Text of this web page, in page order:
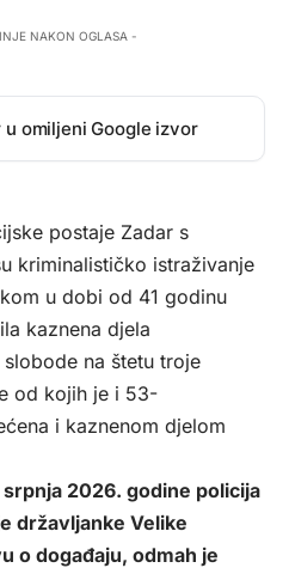
NAKON OGLASA -
omiljeni Google izvor
postaje Zadar s
kriminalističko istraživanje
u dobi od 41 godinu
kaznena djela
na štetu troje
od kojih je i 53-
i kaznenom djelom
2026. godine policija
državljanke Velike
o događaju, odmah je